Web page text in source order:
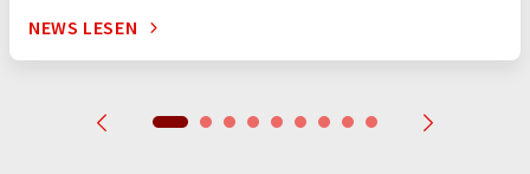
NEWS LESEN